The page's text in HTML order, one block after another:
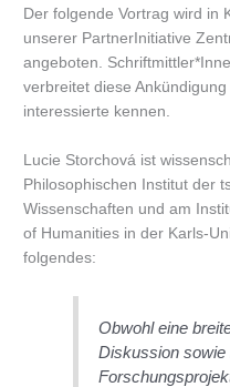
Der folgende Vortrag wird in
unserer PartnerInitiative
angeboten.
verbreitet diese Ankündigung
interessierte kennen.
Lucie Storchová ist
Philosophischen Institut der
Wissenschaften und am
of Humanities in der Karls-
folgendes:
Obwohl eine
Diskussion sowie